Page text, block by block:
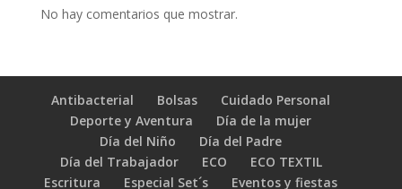
No hay comentarios que mostrar.
Antibacterial Bolsas
Cuidado Personal
Deporte y Aventura
Día de la mujer
Día del Niño
Día del Padre
Día del Trabajador
ECO
ECO TEXTIL
Escritura
Especial Set´s
Eventos y fiestas